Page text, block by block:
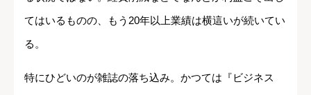
てはいるものの、もう20年以上業績は横這いが続いてい
る。
特にひどいのが雑誌の落ち込み。かつては『ビジネス